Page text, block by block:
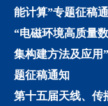
能计算”专题征稿
“电磁环境高质量
集构建方法及应用
题征稿通知
第十五届天线、传
并从全生
为B5G、
字化、智
关键词:
Abstract: